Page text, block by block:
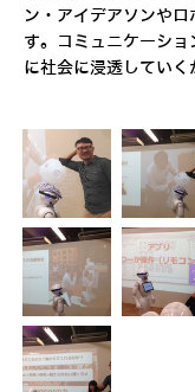
ン・アイデアソンや
す。コミュニケーシ
に社会に浸透していく